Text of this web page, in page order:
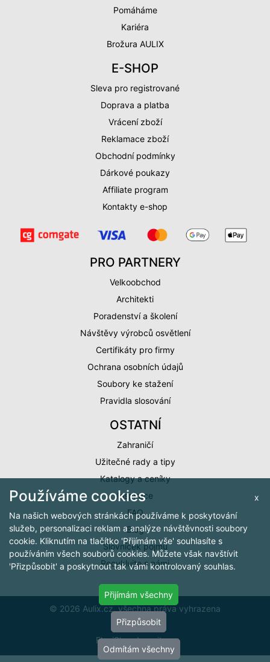
Pomáháme
Kariéra
Brožura AULIX
E-SHOP
Sleva pro registrované
Doprava a platba
Vrácení zboží
Reklamace zboží
Obchodní podmínky
Dárkové poukazy
Affiliate program
Kontakty e-shop
PRO PARTNERY
Velkoobchod
Architekti
Poradenství a školení
Návštěvy výrobců osvětlení
Certifikáty pro firmy
Ochrana osobních údajů
Soubory ke stažení
Pravidla slosování
OSTATNÍ
Zahraničí
Užitečné rady a tipy
Katalogy a ceníky
Inspirace
FAQ
Blog
Slovníček pojmů
Recyklujte s námi
© 2026 Aulix.cz, všechna práva vyhrazena
Cookies
FlexiShop byarit.cz
x
Používáme cookies
Na našich webových stránkách používáme k poskytování
služeb, personalizaci reklam a analýze návštěvnosti soubory
cookie. Kliknutím na tlačítko 'Přijímám vše' souhlasíte s
používáním všech souborů cookies. Můžete však navštívit
'Přizpůsobit' a poskytnout tak vámi kontrolovaný souhlas.
Přijímám všechny
Přizpůsobit
Odmítám všechny